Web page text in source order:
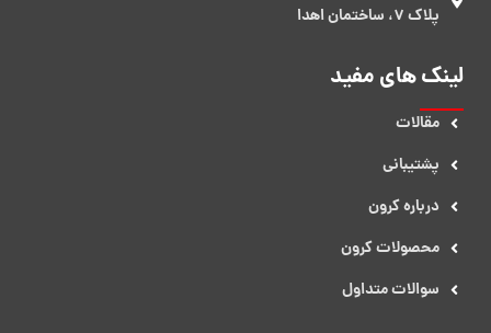
پلاک 7، ساختمان اهدا
لینک های مفید
مقالات
پشتیبانی
درباره کرون
محصولات کرون
سوالات متداول